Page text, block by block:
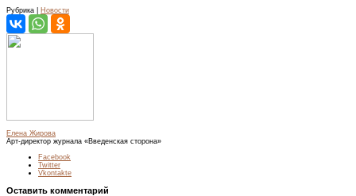
Рубрика | Новости
Елена Жирова
Арт-директор журнала «Введенская сторона»
Facebook
Twitter
Vkontakte
Оставить комментарий